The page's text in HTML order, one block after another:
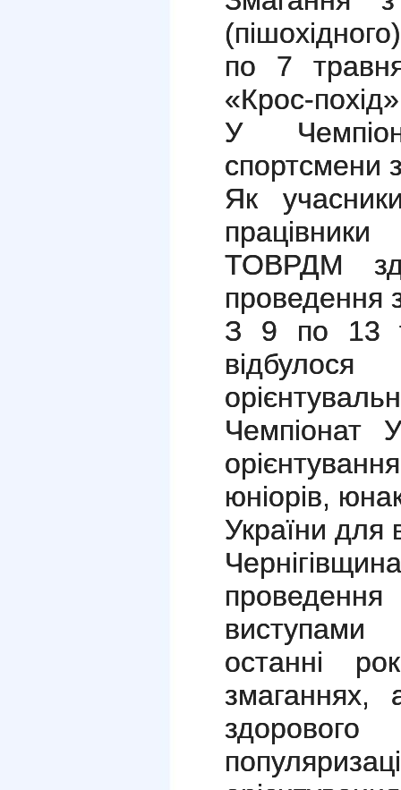
по 7
«Крос-
У
спортсмени
Як
ТОВРДМ
проведення
З 9 по 13
Чемпіонат
юніорів,
України для
виступами
останні
змаганнях,